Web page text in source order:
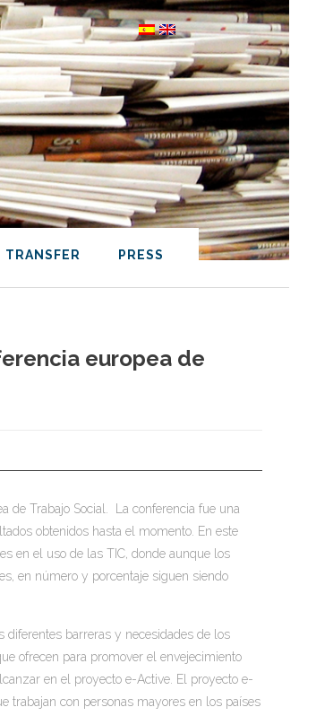
TRANSFER PRESS
europea de
de Trabajo Social. La conferencia fue una
obtenidos hasta el momento. En este
en el uso de las TIC, donde aunque los
en número y porcentaje siguen siendo
diferentes barreras y necesidades de los
ofrecen para promover el envejecimiento
en el proyecto e-Active. El proyecto e-
trabajan con personas mayores en los países